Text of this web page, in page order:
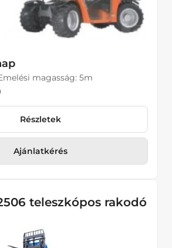
magasság: 5m
Részletek
Ajánlatkérés
teleszkópos rakodó